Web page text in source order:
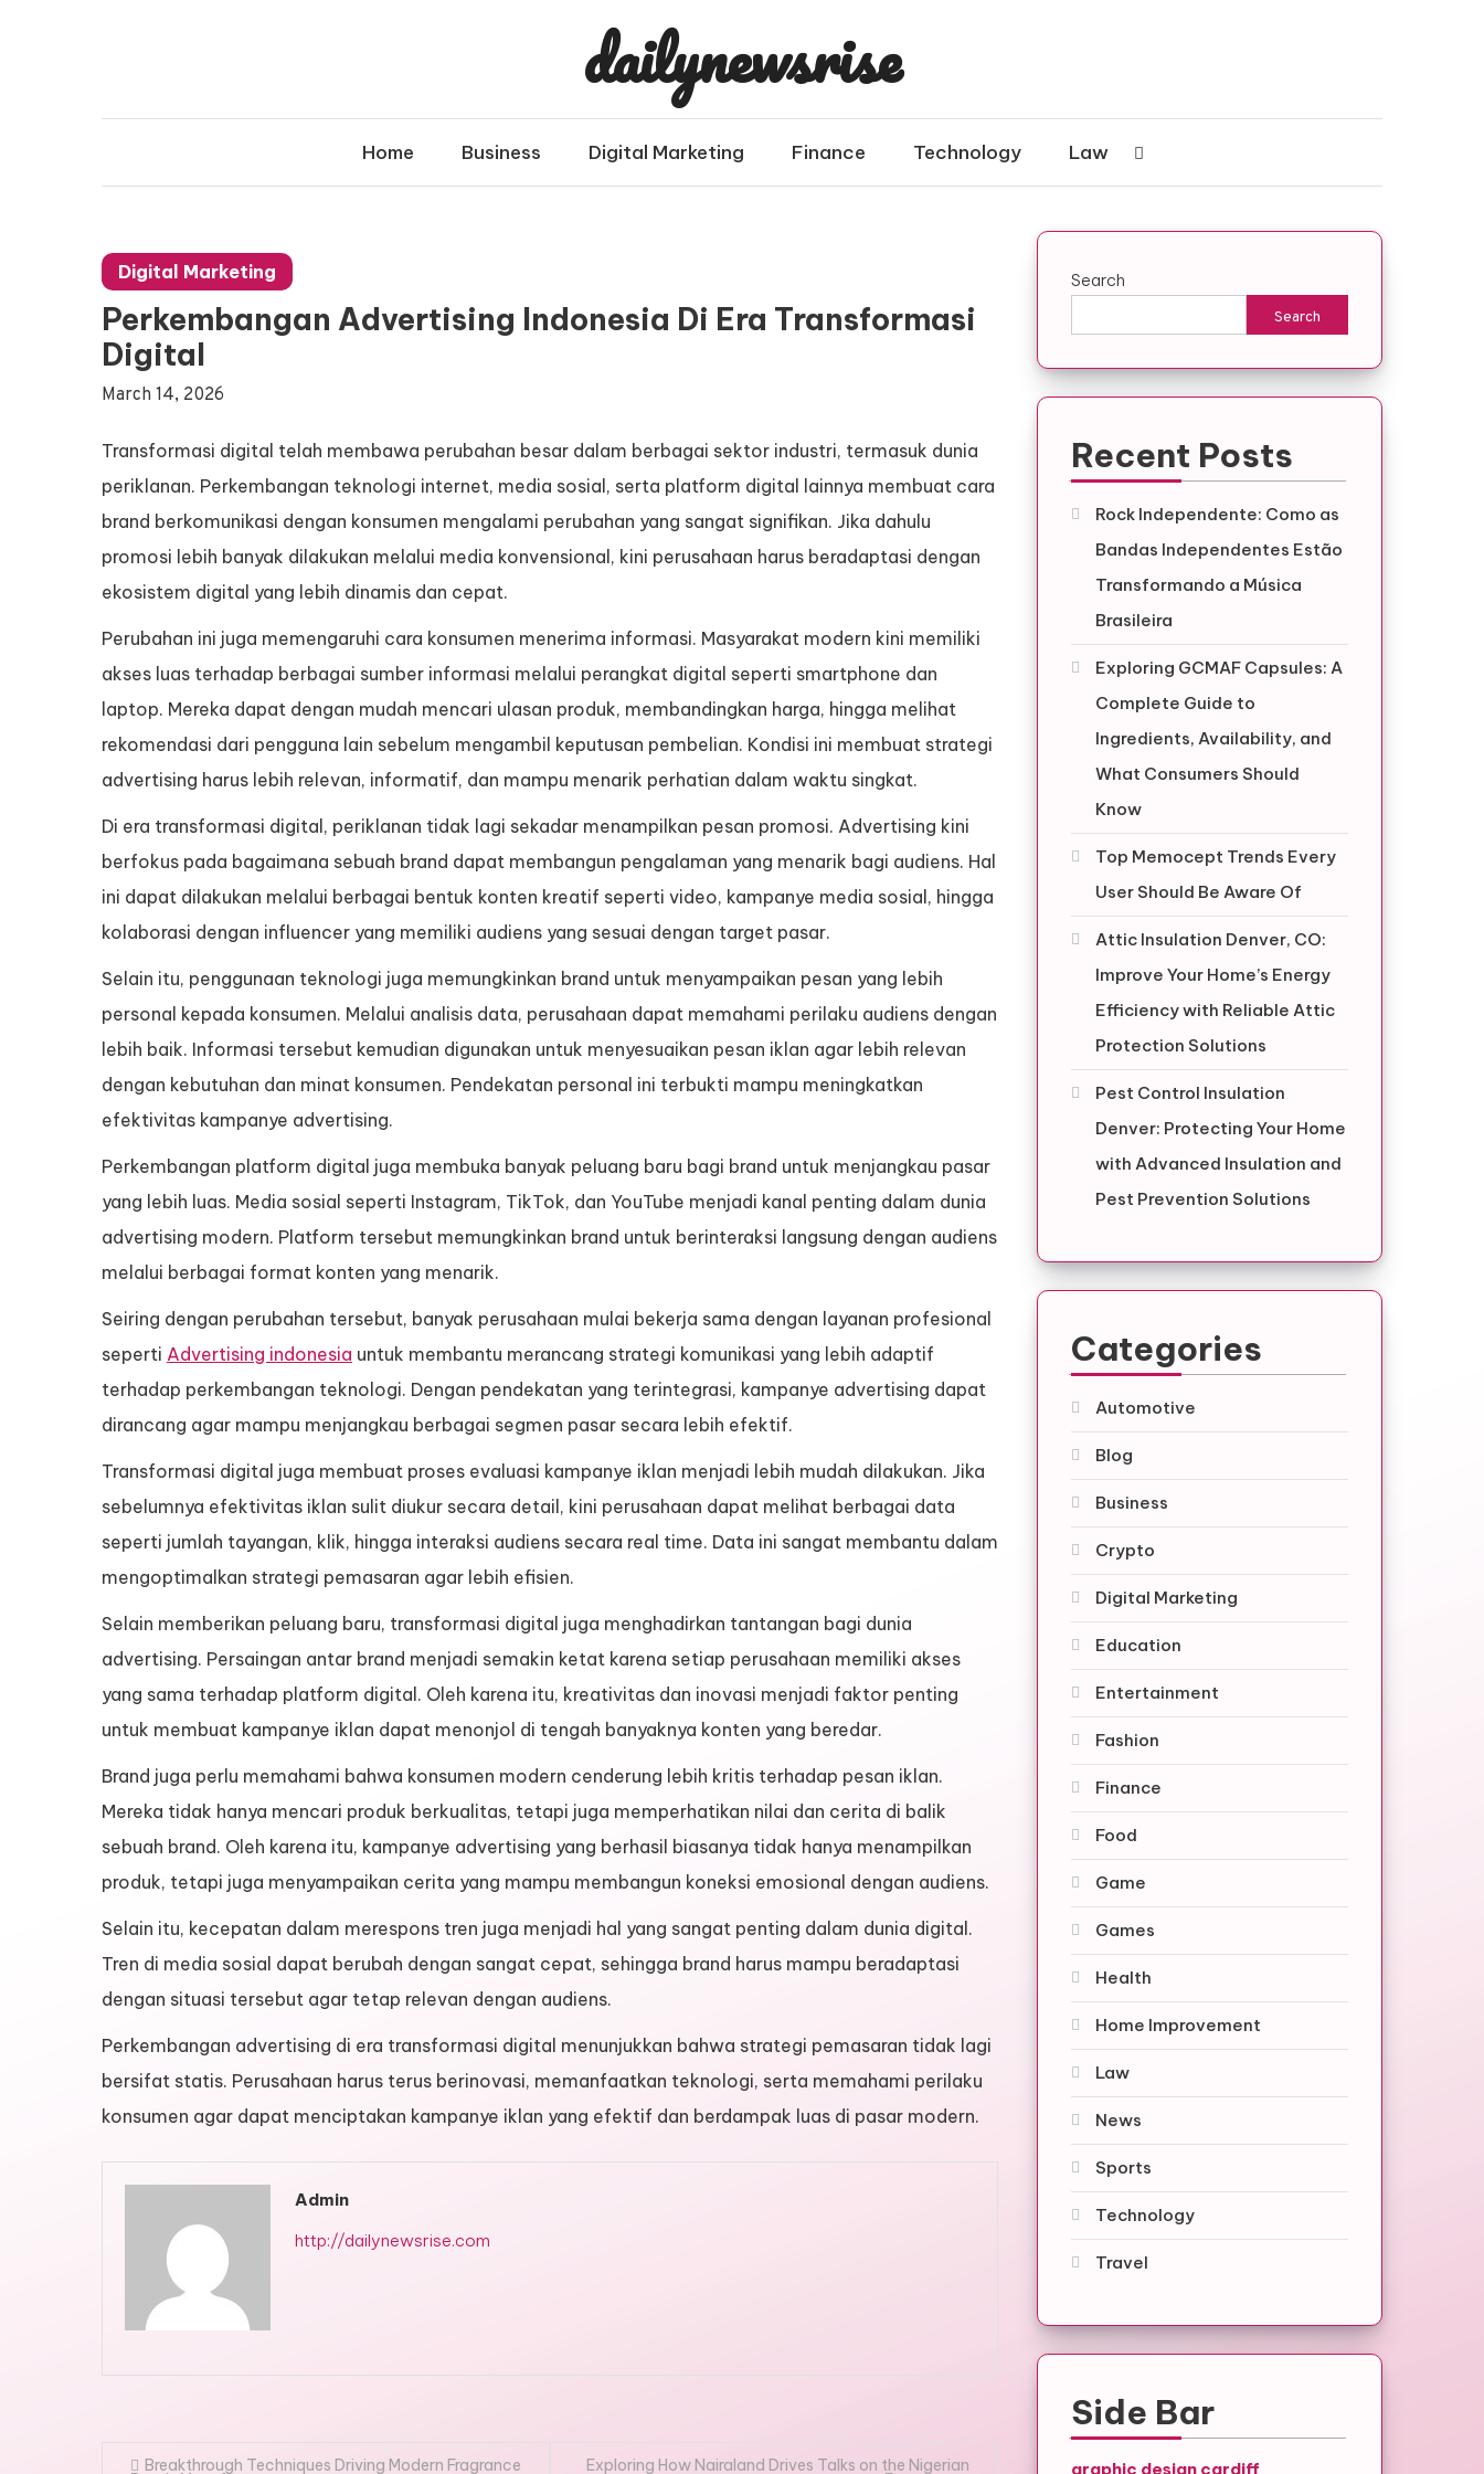
dailynewsrise
Home Business Digital Marketing Finance Technology Law
Digital Marketing
Perkembangan Advertising Indonesia Di Era Transformasi
Digital
March 14, 2026
Transformasi digital telah membawa perubahan besar dalam berbagai sektor industri, termasuk dunia
periklanan. Perkembangan teknologi internet, media sosial, serta platform digital lainnya membuat cara
brand berkomunikasi dengan konsumen mengalami perubahan yang sangat signifikan. Jika dahulu
promosi lebih banyak dilakukan melalui media konvensional, kini perusahaan harus beradaptasi dengan
ekosistem digital yang lebih dinamis dan cepat.
Perubahan ini juga memengaruhi cara konsumen menerima informasi. Masyarakat modern kini memiliki
akses luas terhadap berbagai sumber informasi melalui perangkat digital seperti smartphone dan
laptop. Mereka dapat dengan mudah mencari ulasan produk, membandingkan harga, hingga melihat
rekomendasi dari pengguna lain sebelum mengambil keputusan pembelian. Kondisi ini membuat strategi
advertising harus lebih relevan, informatif, dan mampu menarik perhatian dalam waktu singkat.
Di era transformasi digital, periklanan tidak lagi sekadar menampilkan pesan promosi. Advertising kini
berfokus pada bagaimana sebuah brand dapat membangun pengalaman yang menarik bagi audiens. Hal
ini dapat dilakukan melalui berbagai bentuk konten kreatif seperti video, kampanye media sosial, hingga
kolaborasi dengan influencer yang memiliki audiens yang sesuai dengan target pasar.
Selain itu, penggunaan teknologi juga memungkinkan brand untuk menyampaikan pesan yang lebih
personal kepada konsumen. Melalui analisis data, perusahaan dapat memahami perilaku audiens dengan
lebih baik. Informasi tersebut kemudian digunakan untuk menyesuaikan pesan iklan agar lebih relevan
dengan kebutuhan dan minat konsumen. Pendekatan personal ini terbukti mampu meningkatkan
efektivitas kampanye advertising.
Perkembangan platform digital juga membuka banyak peluang baru bagi brand untuk menjangkau pasar
yang lebih luas. Media sosial seperti Instagram, TikTok, dan YouTube menjadi kanal penting dalam dunia
advertising modern. Platform tersebut memungkinkan brand untuk berinteraksi langsung dengan audiens
melalui berbagai format konten yang menarik.
Seiring dengan perubahan tersebut, banyak perusahaan mulai bekerja sama dengan layanan profesional
seperti Advertising indonesia untuk membantu merancang strategi komunikasi yang lebih adaptif
terhadap perkembangan teknologi. Dengan pendekatan yang terintegrasi, kampanye advertising dapat
dirancang agar mampu menjangkau berbagai segmen pasar secara lebih efektif.
Transformasi digital juga membuat proses evaluasi kampanye iklan menjadi lebih mudah dilakukan. Jika
sebelumnya efektivitas iklan sulit diukur secara detail, kini perusahaan dapat melihat berbagai data
seperti jumlah tayangan, klik, hingga interaksi audiens secara real time. Data ini sangat membantu dalam
mengoptimalkan strategi pemasaran agar lebih efisien.
Selain memberikan peluang baru, transformasi digital juga menghadirkan tantangan bagi dunia
advertising. Persaingan antar brand menjadi semakin ketat karena setiap perusahaan memiliki akses
yang sama terhadap platform digital. Oleh karena itu, kreativitas dan inovasi menjadi faktor penting
untuk membuat kampanye iklan dapat menonjol di tengah banyaknya konten yang beredar.
Brand juga perlu memahami bahwa konsumen modern cenderung lebih kritis terhadap pesan iklan.
Mereka tidak hanya mencari produk berkualitas, tetapi juga memperhatikan nilai dan cerita di balik
sebuah brand. Oleh karena itu, kampanye advertising yang berhasil biasanya tidak hanya menampilkan
produk, tetapi juga menyampaikan cerita yang mampu membangun koneksi emosional dengan audiens.
Selain itu, kecepatan dalam merespons tren juga menjadi hal yang sangat penting dalam dunia digital.
Tren di media sosial dapat berubah dengan sangat cepat, sehingga brand harus mampu beradaptasi
dengan situasi tersebut agar tetap relevan dengan audiens.
Perkembangan advertising di era transformasi digital menunjukkan bahwa strategi pemasaran tidak lagi
bersifat statis. Perusahaan harus terus berinovasi, memanfaatkan teknologi, serta memahami perilaku
konsumen agar dapat menciptakan kampanye iklan yang efektif dan berdampak luas di pasar modern.
Admin
http://dailynewsrise.com
Post
Breakthrough Techniques Driving Modern Fragrance Exploring How Nairaland Drives Talks on the Nigerian
Search
Search
Recent Posts
Rock Independente: Como as
Bandas Independentes Estão
Transformando a Música
Brasileira
Exploring GCMAF Capsules: A
Complete Guide to
Ingredients, Availability, and
What Consumers Should
Know
Top Memocept Trends Every
User Should Be Aware Of
Attic Insulation Denver, CO:
Improve Your Home’s Energy
Efficiency with Reliable Attic
Protection Solutions
Pest Control Insulation
Denver: Protecting Your Home
with Advanced Insulation and
Pest Prevention Solutions
Categories
Automotive
Blog
Business
Crypto
Digital Marketing
Education
Entertainment
Fashion
Finance
Food
Game
Games
Health
Home Improvement
Law
News
Sports
Technology
Travel
Side Bar
graphic design cardiff